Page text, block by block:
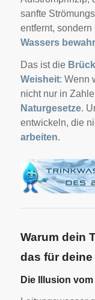
sanfte
entfernt, sondern
Wassers
Das ist die
Weisheit: Wenn
nicht nur in
Naturgesetze.
entwickeln, die
arbeiten.
Warum dein
das für
Die Illusion